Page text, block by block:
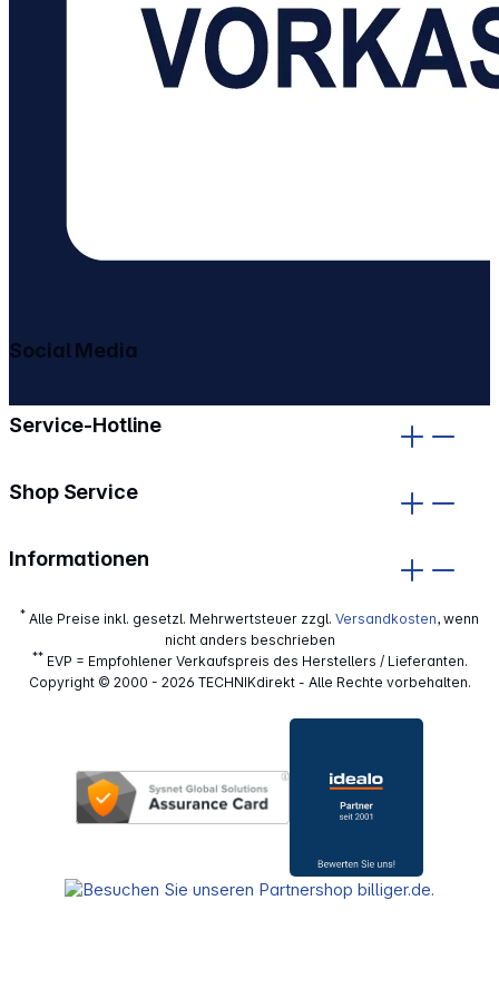
Service-Hotline
Shop Service
Informationen
Social Media
* Alle Preise inkl. gesetzl. Mehrwertsteuer zzgl. Versandkosten, wenn
nicht anders beschrieben
**EVP = Empfohlener Verkaufspreis des Herstellers / Lieferanten.
Copyright © 2000 - 2026 TECHNIKdirekt - Alle Rechte vorbehalten.